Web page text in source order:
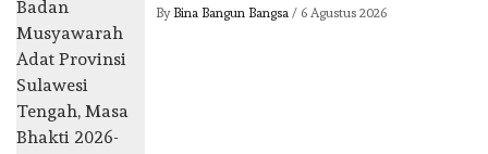
By Bina Bangun Bangsa/ 6 Agustus 2026